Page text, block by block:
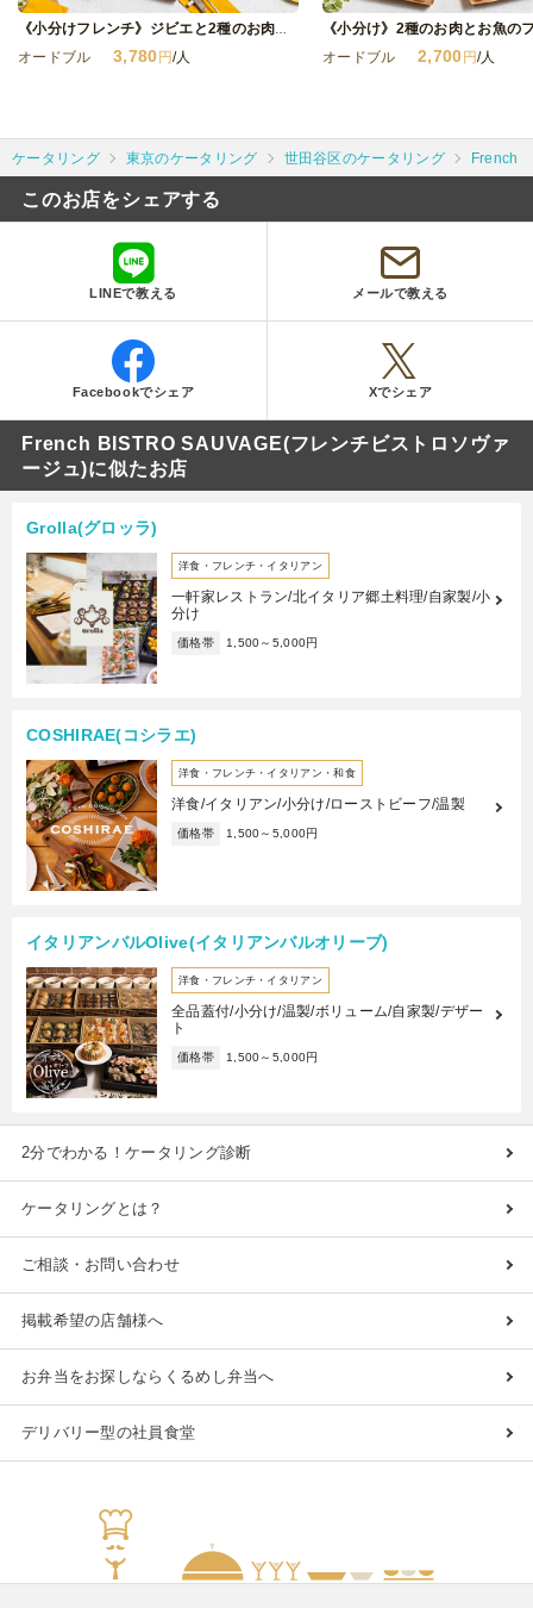
オードブル 3,780 円/人
《小分け》2種のお肉とお魚の
オードブル
2,700 円/人
ケータリング 東京のケータリング 世田谷区のケータリング French
このお店をシェアする
LINEで教える メールで教える
Facebookでシェア Xでシェア
French BISTRO SAUVAGE(フレンチビストロソヴァ
ージュ)に似たお店
Grolla(グロッラ)
洋食・フレンチ・イタリアン
一軒家レストラン/北イタリア郷土料理/自家製/小
分け
価格帯 1,500～5,000円
COSHIRAE(コシラエ)
洋食・フレンチ・イタリアン・和食
洋食/イタリアン/小分け/ローストビーフ/温製
価格帯 1,500～5,000円
イタリアンバルOlive(イタリアンバルオリーブ)
洋食・フレンチ・イタリアン
全品蓋付/小分け/温製/ボリューム/自家製/デザー
ト
価格帯 1,500～5,000円
2分でわかる！ケータリング診断
ケータリングとは？
ご相談・お問い合わせ
掲載希望の店舗様へ
お弁当をお探しならくるめし弁当へ
デリバリー型の社員食堂